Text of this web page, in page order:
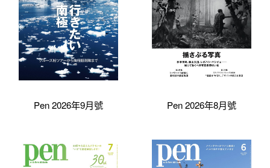
Pen 2026年9月號 Pen 2026年8月號